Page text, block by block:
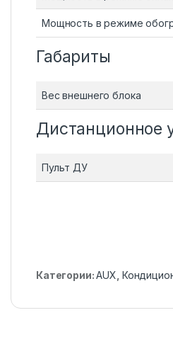
Мощность в режиме
Габариты
Вес внешнего блока
Дистанционное
Пульт ДУ
Категории:AUX